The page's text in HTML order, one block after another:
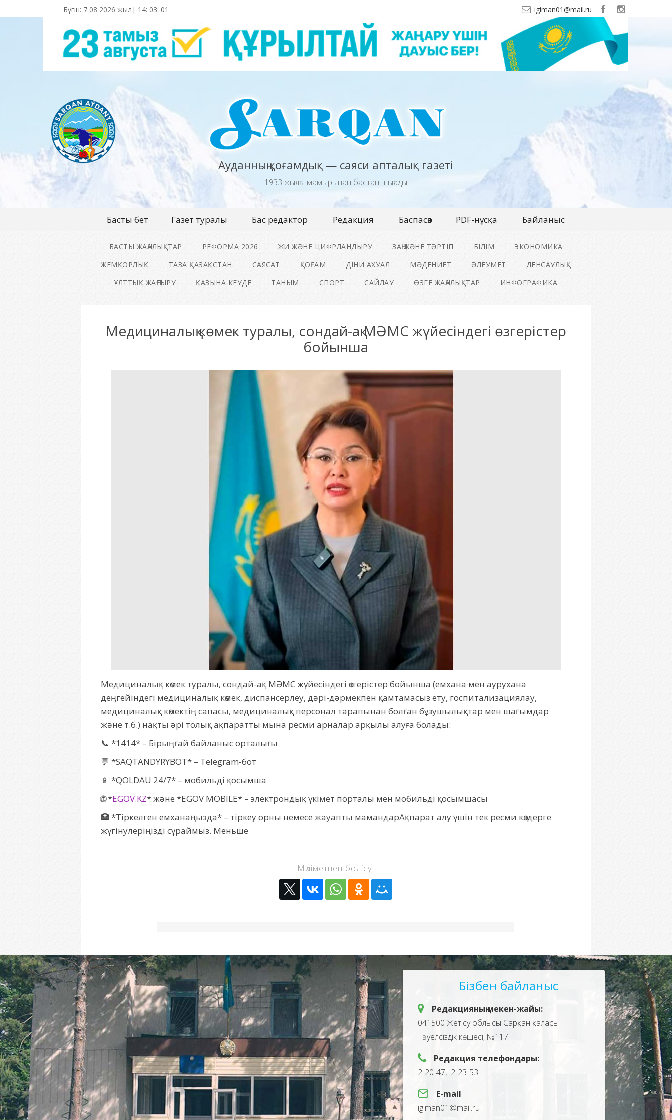
Бүгін: 7 08 2026 жыл| 14: 03: 02 igiman01@mail.ru
Ауданның қоғамдық — саяси апталық газеті
1933 жылғы мамырынан бастап шығады
Басты бет Газет туралы Бас редактор Редакция Баспасөз PDF-нұсқа Байланыс
БАСТЫ ЖАҢАЛЫҚТАР РЕФОРМА 2026 ЖИ ЖӘНЕ ЦИФРЛАНДЫРУ ЗАҢ ЖӘНЕ ТӘРТІП БІЛІМ
ЭКОНОМИКА
ЖЕМҚОРЛЫҚ
ТАЗА ҚАЗАҚСТАН САЯСАТ ҚОҒАМ ДІНИ АХУАЛ МӘДЕНИЕТ ӘЛЕУМЕТ
ДЕНСАУЛЫҚ
ҰЛТТЫҚ ЖАҢҒЫРУ
ҚАЗЫНА КЕУДЕ ТАНЫМ СПОРТ САЙЛАУ ӨЗГЕ ЖАҢАЛЫҚТАР ИНФОГРАФИКА
Медициналық көмек туралы, сондай-ақ МӘМС жүйесіндегі өзгерістер
бойынша
Медициналық көмек туралы, сондай-ақ МӘМС жүйесіндегі өзгерістер бойынша (емхана мен аурухана
деңгейіндегі медициналық көмек, диспансерлеу, дәрі-дәрмекпен қамтамасыз ету, госпитализациялау,
медициналық көмектің сапасы, медициналық персонал тарапынан болған бұзушылықтар мен шағымдар
және т.б.) нақты әрі толық ақпаратты мына ресми арналар арқылы алуға болады:
📞 *1414* – Бірыңғай байланыс орталығы
💬 *SAQTANDYRYBOT* – Telegram-бот
📱 *QOLDAU 24/7* – мобильді қосымша
🌐 *EGOV.KZ* және *EGOV MOBILE* – электрондық үкімет порталы мен мобильді қосымшасы
🏥 *Тіркелген емханаңызда* – тіркеу орны немесе жауапты мамандарАқпарат алу үшін тек ресми көздерге
жүгінулеріңізді сұраймыз. Меньше
Мәліметпен бөлісу:
Бізбен байланыс
Редакцияның мекен-жайы:
041500 Жетісу облысы Сарқан қаласы
Тәуелсіздік көшесі, №117
Редакция телефондары:
2-20-47, 2-23-53
E-mail:
igiman01@mail.ru